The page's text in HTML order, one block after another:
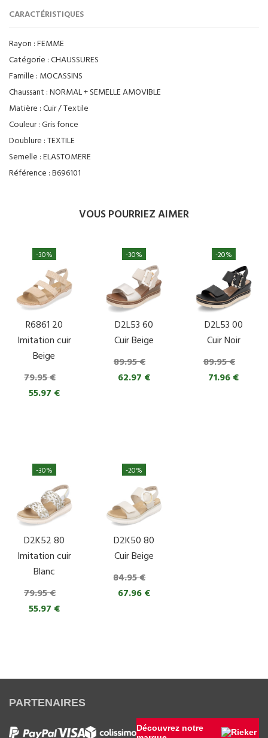
CARACTÉRISTIQUES
Rayon :FEMME
Catégorie :CHAUSSURES
Famille : MOCASSINS
Chaussant :NORMAL + SEMELLE AMOVIBLE
Matière :Cuir / Textile
Couleur :Gris fonce
Doublure :TEXTILE
Semelle :ELASTOMERE
Référence :B696101
VOUS POURRIEZ AIMER
R6861 20
Imitation cuir
Beige
79.95 €
55.97 €
-30%
D2L53 60
Cuir Beige
89.95 €
62.97 €
-30%
D2L53 00
Cuir Noir
89.95 €
71.96 €
-20%
D2K52 80
Imitation cuir
Blanc
79.95 €
55.97 €
-30%
D2K50 80
Cuir Beige
84.95 €
67.96 €
-20%
PARTENAIRES
Découvrez notre